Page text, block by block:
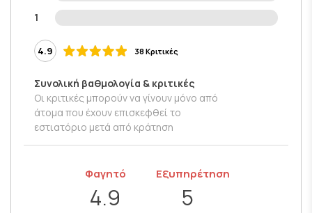
1
4.9 38 Κριτικές
Συνολική βαθμολογία & κριτικές
Οι κριτικές μπορούν να γίνουν μόνο από
άτομα που έχουν επισκεφθεί το
εστιατόριο μετά από κράτηση
Φαγητό
4.9
Εξυπηρέτηση
5